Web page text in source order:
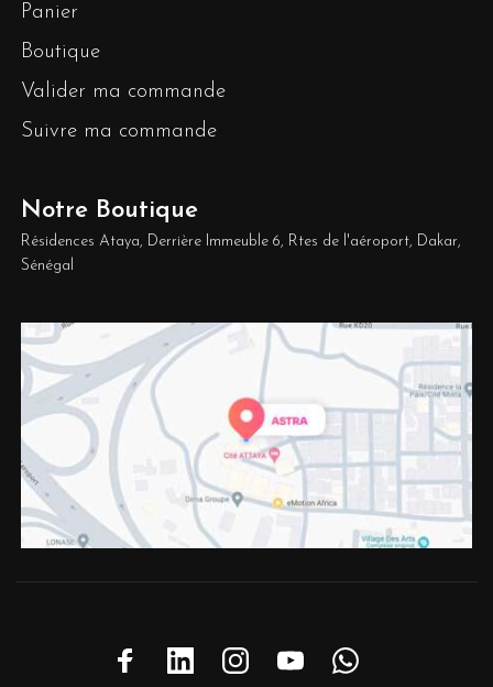
Panier
Boutique
Valider ma commande
Suivre ma commande
Notre Boutique
Résidences Ataya, Derrière Immeuble 6, Rtes de l'aéroport, Dakar,
Sénégal